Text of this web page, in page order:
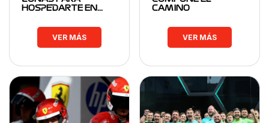
HOSPEDARTE EN…
VER MÁS
CAMINO
VER MÁS